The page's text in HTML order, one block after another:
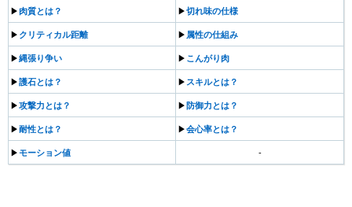
▶︎ 肉質とは？ ▶︎切れ味の仕様
▶︎ クリティカル距離 ▶︎ 属性の仕組み
▶︎縄張り争い ▶︎ こんがり肉
▶︎護石とは？ ▶︎ スキルとは？
▶︎攻撃力とは？ ▶︎ 防御力とは？
▶︎耐性とは？ ▶︎会心率とは？
▶︎モーション値 -